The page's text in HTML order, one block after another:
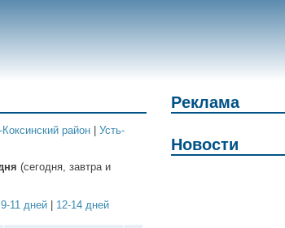
Коксинский район
Усть-
(сегодня, завтра и
9-11 дней 12-14 дней
Реклама
Новости